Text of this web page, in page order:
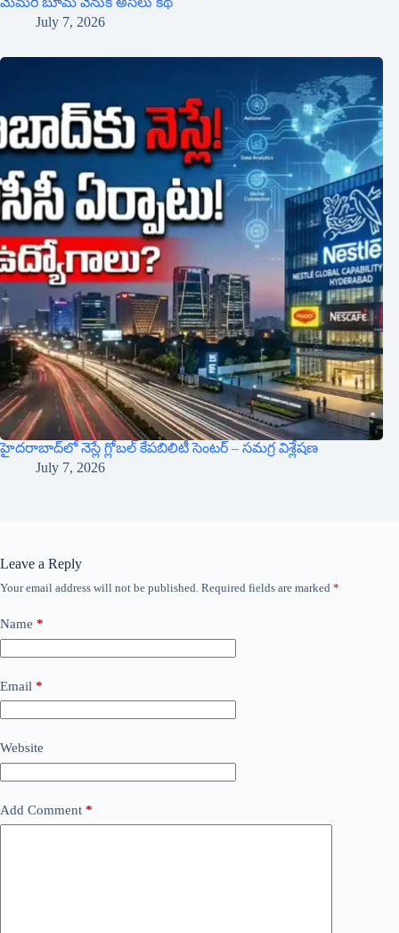
July 7, 2026
హైదరాబాద్‌లో నెస్లే గ్లోబల్ కేపబిలిటీ సెంటర్ – సమగ్ర విశ్లేషణ
July 7, 2026
Leave a Reply
Your email address will not be published. Required fields are marked *
Name *
Email *
Website
Add Comment *